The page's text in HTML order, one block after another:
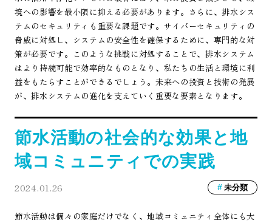
境への影響を最小限に抑える必要があります。さらに、排水シス
テムのセキュリティも重要な課題です。サイバーセキュリティの
脅威に対処し、システムの安全性を確保するために、専門的な対
策が必要です。このような挑戦に対処することで、排水システム
はより持続可能で効率的なものとなり、私たちの生活と環境に利
益をもたらすことができるでしょう。未来への投資と技術の発展
が、排水システムの進化を支えていく重要な要素となります。
節水活動の社会的な効果と地
域コミュニティでの実践
2024.01.26 未分類
節水活動は個々の家庭だけでなく、地域コミュニティ全体にも大